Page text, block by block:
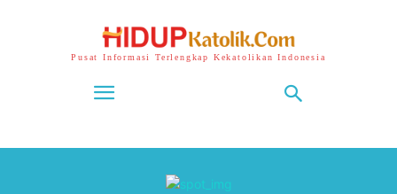
Pusat Informasi Terlengkap Kekatolikan Indonesia